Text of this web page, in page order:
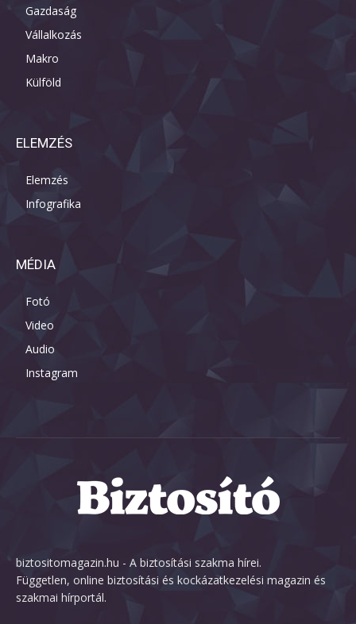
Gazdaság
Vállalkozás
Makro
Külföld
ELEMZÉS
Elemzés
Infografika
MÉDIA
Fotó
Video
Audio
Instagram
biztositomagazin.hu - A biztosítási szakma hírei.
Független, online biztosítási és kockázatkezelési magazin és
szakmai hírportál.